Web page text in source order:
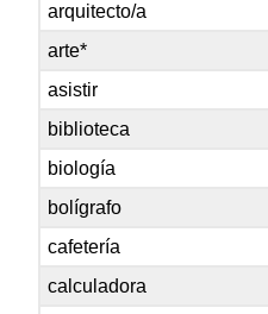
arquitecto/a
arte*
asistir
biblioteca
biología
bolígrafo
cafetería
calculadora